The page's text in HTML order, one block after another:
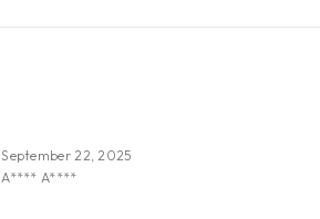
September 22, 2025
A**** A****